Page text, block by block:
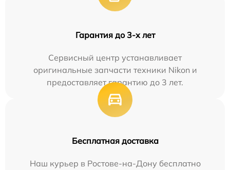
Гарантия до 3-х лет
Сервисный центр устанавливает
оригинальные запчасти техники Nikon и
предоставляет гарантию до 3 лет.
Бесплатная доставка
Наш курьер в Ростове-на-Дону бесплатно